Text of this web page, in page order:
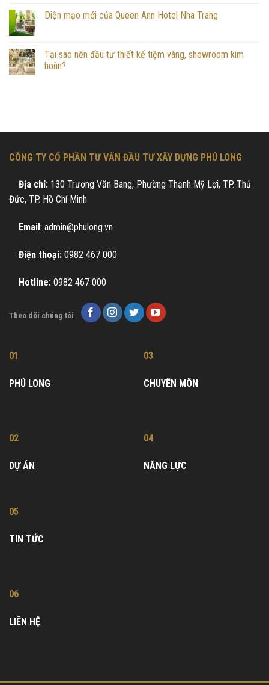
Diện mạo mới của Queen Ann Hotel Nha Trang
Tại sao nên đầu tư thiết kế tiệm vàng, showroom kim
hoàn?
CÔNG TY CỔ PHẦN TƯ VẤN ĐẦU TƯ XÂY DỰNG PHÚ LONG
Địa chỉ: 130 Trương Văn Bang, Phường Thạnh Mỹ Lợi, TP. Thủ
Đức, TP. Hồ Chí Minh
Email : admin@phulong.vn
Điện thoại: 0982 467 000
Hotline: 0982 467 000
Theo dõi chúng tôi
01
PHÚ LONG
02
DỰ ÁN
03
CHUYÊN MÔN
04
NĂNG LỰC
05
TIN TỨC
06
LIÊN HỆ